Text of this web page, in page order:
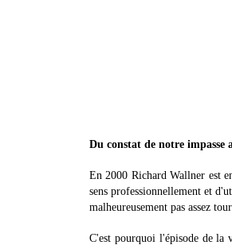
Du constat de notre impasse
En 2000 Richard Wallner est
sens professionnellement et
malheureusement pas assez
C'est pourquoi l'épisode de la